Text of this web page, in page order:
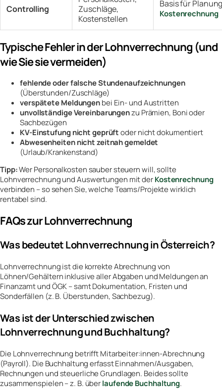
Controlling
Zuschläge,
Kostenstellen
Basis für
Kostenrechnung
Typische Fehler in der Lohnverrechnung (und
wie Sie sie vermeiden)
fehlende oder falsche Stundenaufzeichnungen
(Überstunden/Zuschläge)
verspätete Meldungenbei Ein- und Austritten
unvollständige Vereinbarungenzu Prämien, Boni oder
Sachbezügen
KV-Einstufung nicht geprüftoder nicht dokumentiert
Abwesenheiten nicht zeitnah gemeldet
(Urlaub/Krankenstand)
Tipp:Wer Personalkosten sauber steuern will, sollte
Lohnverrechnung und Auswertungen mit derKostenrechnung
verbinden – so sehen Sie, welche Teams/Projekte wirklich
rentabel sind.
FAQs zur Lohnverrechnung
Was bedeutet Lohnverrechnung in Österreich?
Lohnverrechnung ist die korrekte Abrechnung von
Löhnen/Gehältern inklusive aller Abgaben und Meldungen an
Finanzamt und ÖGK – samt Dokumentation, Fristen und
Sonderfällen (z. B. Überstunden, Sachbezug).
Was ist der Unterschied zwischen
Lohnverrechnung und Buchhaltung?
Die Lohnverrechnung betrifft Mitarbeiter:innen-Abrechnung
(Payroll). Die Buchhaltung erfasst Einnahmen/Ausgaben,
Rechnungen und steuerliche Grundlagen. Beides sollte
zusammenspielen – z. B. überlaufende Buchhaltung.